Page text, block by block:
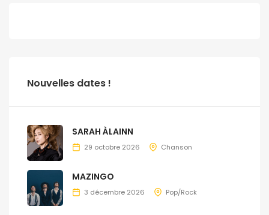
Nouvelles dates !
SARAH ÀLAINN
29 octobre 2026 Chanson
MAZINGO
3 décembre 2026 Pop/Rock